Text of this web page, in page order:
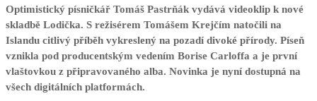
Optimistický písničkář Tomáš Pastrňák vydává videoklip k nové
skladbě Lodička. S režisérem Tomášem Krejčím natočili na
Islandu citlivý příběh vykreslený na pozadí divoké přírody. Píseň
vznikla pod producentským vedením Borise Carloffa a je první
vlaštovkou z připravovaného alba. Novinka je nyní dostupná na
všech digitálních platformách.